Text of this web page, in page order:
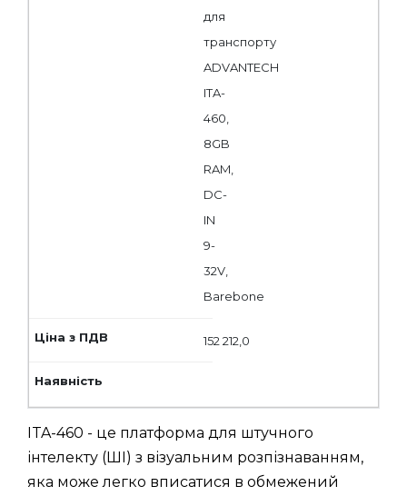
для
транспорту
ADVANTECH
ITA-
460,
8GB
RAM,
DC-
IN
9-
32V,
Barebone
152 212,0
ITA-460 - це платформа для штучного
інтелекту (ШІ) з візуальним розпізнаванням,
яка може легко вписатися в обмежений